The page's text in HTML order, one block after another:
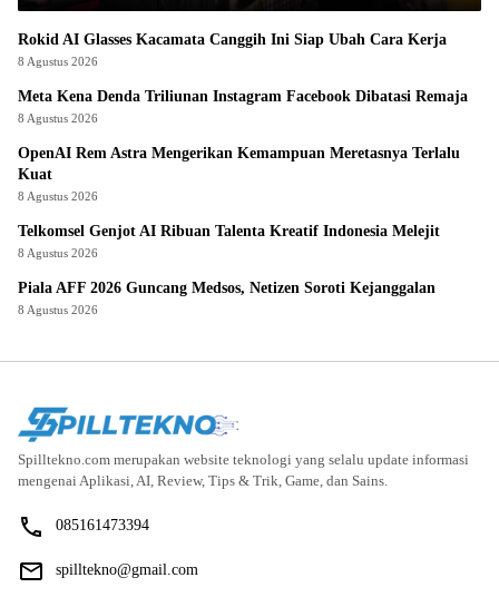
Rokid AI Glasses Kacamata Canggih Ini Siap Ubah Cara Kerja
8 Agustus 2026
Meta Kena Denda Triliunan Instagram Facebook Dibatasi Remaja
8 Agustus 2026
OpenAI Rem Astra Mengerikan Kemampuan Meretasnya Terlalu
Kuat
8 Agustus 2026
Telkomsel Genjot AI Ribuan Talenta Kreatif Indonesia Melejit
8 Agustus 2026
Piala AFF 2026 Guncang Medsos, Netizen Soroti Kejanggalan
8 Agustus 2026
Spilltekno.com merupakan website teknologi yang selalu update informasi
mengenai Aplikasi, AI, Review, Tips & Trik, Game, dan Sains.
085161473394
spilltekno@gmail.com